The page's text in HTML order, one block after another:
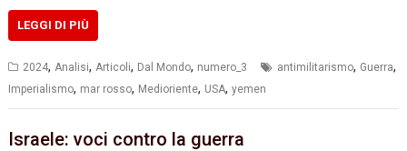
LEGGI DI PIÙ
2024,Analisi,Articoli, Dal Mondo, numero_3 antimilitarismo, Guerra,
Imperialismo, mar rosso, Medioriente, USA,yemen
Israele: voci contro la guerra